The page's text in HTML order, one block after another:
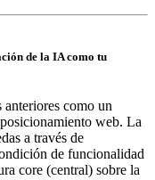
de la IA como tu
como un
web. La
a través de
de funcionalidad
core (central) sobre la